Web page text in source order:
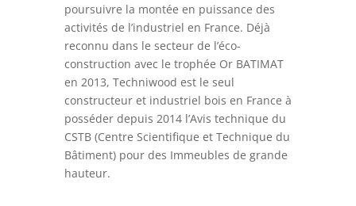
poursuivre la montée en puissance des
activités de l’industriel en France. Déjà
reconnu dans le secteur de l’éco-
construction avec le trophée Or BATIMAT
en 2013, Techniwood est le seul
constructeur et industriel bois en France à
posséder depuis 2014 l’Avis technique du
CSTB (Centre Scientifique et Technique du
Bâtiment) pour des Immeubles de grande
hauteur.